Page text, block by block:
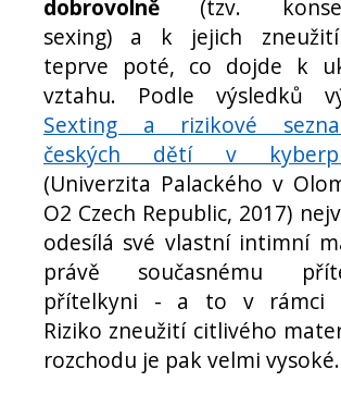
dobrovolně (tzv.
sexing) a k jejich
teprve poté, co dojde k
vztahu. Podle výsledků
Sexting a rizikové
českých dětí v
(Univerzita Palackého v
O2 Czech Republic, 2017)
odesílá své vlastní intimní
právě současnému
přítelkyni - a to v rámci
Riziko zneužití citlivého
rozchodu je pak velmi vysoké.